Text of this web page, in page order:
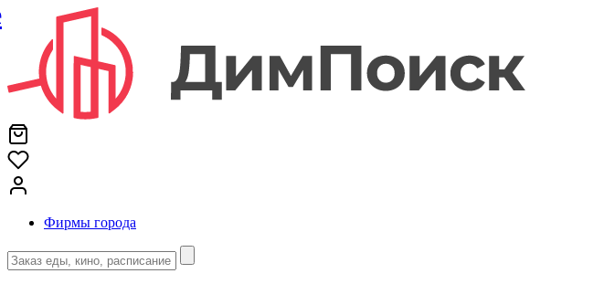
Фирмы города